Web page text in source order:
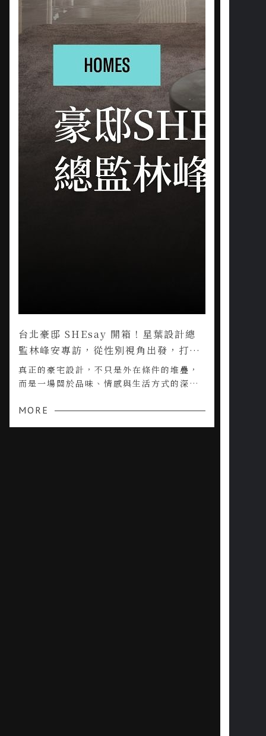
台北豪邸 SHEsay 開箱！星葉設計總
監林峰安專訪，從性別視角出發，打造
專屬女性的生活美學
真正的豪宅設計，不只是外在條件的堆疊，
而是一場關於品味、情感與生活方式的深刻
MORE